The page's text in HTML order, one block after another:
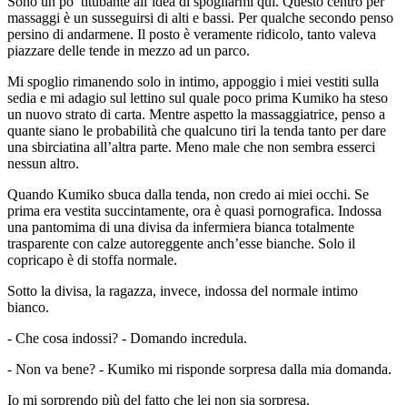
massaggi è un susseguirsi di alti e bassi. Per qualche secondo penso
persino di andarmene. Il posto è veramente ridicolo, tanto valeva
piazzare delle tende in mezzo ad un parco.
Mi spoglio rimanendo solo in intimo, appoggio i miei vestiti sulla
sedia e mi adagio sul lettino sul quale poco prima Kumiko ha steso
un nuovo strato di carta. Mentre aspetto la massaggiatrice, penso a
quante siano le probabilità che qualcuno tiri la tenda tanto per dare
una sbirciatina all’altra parte. Meno male che non sembra esserci
nessun altro.
Quando Kumiko sbuca dalla tenda, non credo ai miei occhi. Se
prima era vestita succintamente, ora è quasi pornografica. Indossa
una pantomima di una divisa da infermiera bianca totalmente
trasparente con calze autoreggente anch’esse bianche. Solo il
copricapo è di stoffa normale.
Sotto la divisa, la ragazza, invece, indossa del normale intimo
bianco.
- Che cosa indossi? - Domando incredula.
- Non va bene? - Kumiko mi risponde sorpresa dalla mia domanda.
Io mi sorprendo più del fatto che lei non sia sorpresa.